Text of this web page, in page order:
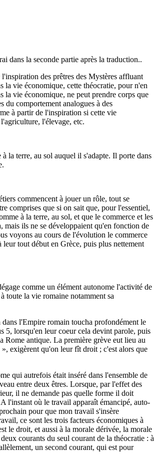
dans la seconde partie après la traduction..
des prêtres des Mystères affluant
la vie économique, cette théocratie, pour n'en
la vie économique, ne peut prendre corps que
du comportement analogues à des
à partir de l'inspiration si cette vie
l'élevage, etc.
la terre, au sol auquel il s'adapte. Il porte dans
commencent à jouer un rôle, tout se
comprises que si on sait que, pour l'essentiel,
à la terre, au sol, et que le commerce et les
mais ils ne se développaient qu'en fonction de
voyons au cours de l'évolution le commerce
tout début en Grèce, puis plus nettement
comme un élément autonome l'activité de
toute la vie romaine notamment sa
l'Empire romain toucha profondément le
5, lorsqu'en leur coeur cela devint parole, puis
Rome antique. La première grève eut lieu au
exigèrent qu'on leur fît droit ; c'est alors que
qui autrefois était inséré dans l'ensemble de
entre deux êtres. Lorsque, par l'effet des
il ne demande pas quelle forme il doit
l'instant où le travail apparaît émancipé, auto­
pour que mon travail s'insère
ce sont les trois facteurs économiques à
le droit, et aussi à la morale dérivée, la morale
courants du seul courant de la théocra­tie : à
un second courant, qui est pour